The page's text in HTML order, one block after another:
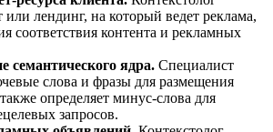
или лендинг, на который ведет реклама,
соответствия контента и рекламных
семантического ядра. Специалист
слова и фразы для размещения
определяет минус-слова для
запросов.